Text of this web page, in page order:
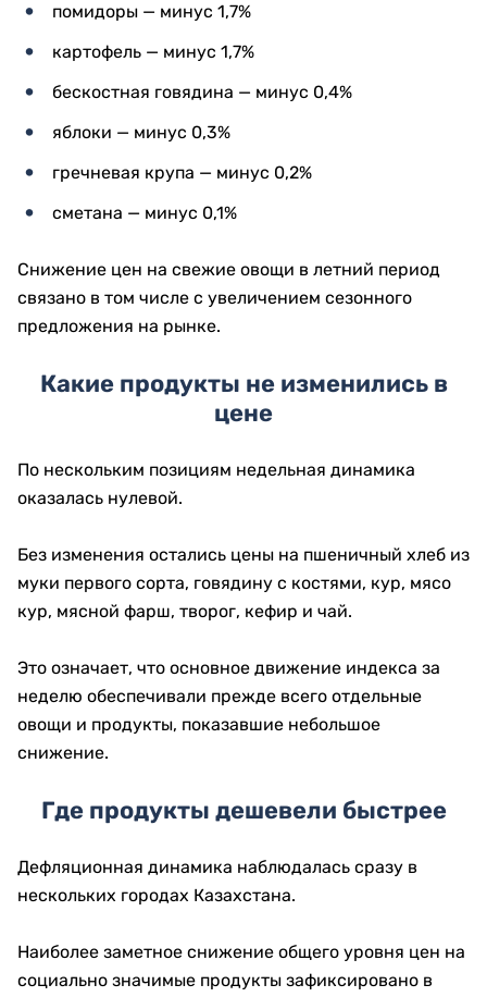
помидоры — минус 1,7%
картофель — минус 1,7%
бескостная говядина — минус 0,4%
яблоки — минус 0,3%
гречневая крупа — минус 0,2%
сметана — минус 0,1%
Снижение цен на свежие овощи в летний период
связано в том числе с увеличением сезонного
предложения на рынке.
Какие продукты не изменились в
цене
По нескольким позициям недельная динамика
оказалась нулевой.
Без изменения остались цены на пшеничный хлеб из
муки первого сорта, говядину с костями, кур, мясо
кур, мясной фарш, творог, кефир и чай.
Это означает, что основное движение индекса за
неделю обеспечивали прежде всего отдельные
овощи и продукты, показавшие небольшое
снижение.
Где продукты дешевели быстрее
Дефляционная динамика наблюдалась сразу в
нескольких городах Казахстана.
Наиболее заметное снижение общего уровня цен на
социально значимые продукты зафиксировано в